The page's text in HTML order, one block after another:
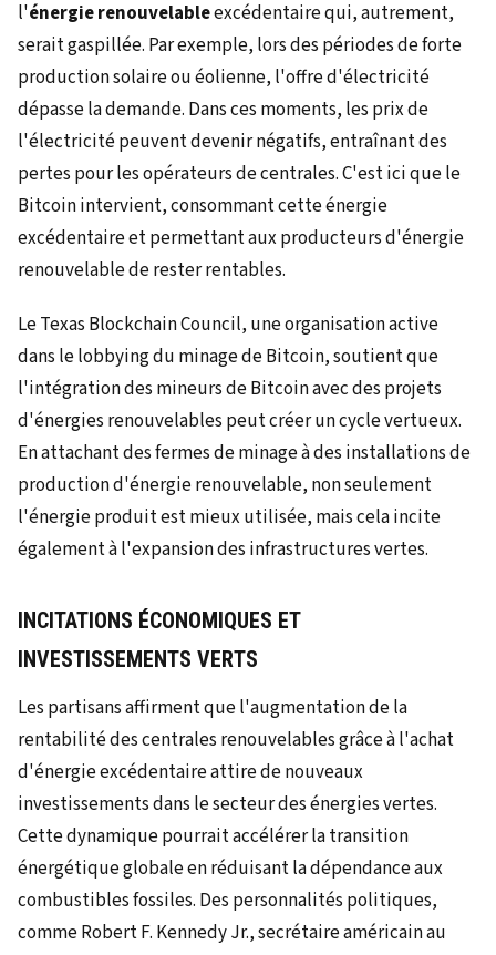
l'énergie renouvelableexcédentaire qui, autrement,
serait gaspillée. Par exemple, lors des périodes de forte
production solaire ou éolienne, l'offre d'électricité
dépasse la demande. Dans ces moments, les prix de
l'électricité peuvent devenir négatifs, entraînant des
pertes pour les opérateurs de centrales. C'est ici que le
Bitcoin intervient, consommant cette énergie
excédentaire et permettant aux producteurs d'énergie
renouvelable de rester rentables.
Le Texas Blockchain Council, une organisation active
dans le lobbying du minage de Bitcoin, soutient que
l'intégration des mineurs de Bitcoin avec des projets
d'énergies renouvelables peut créer un cycle vertueux.
En attachant des fermes de minage à des installations de
production d'énergie renouvelable, non seulement
l'énergie produit est mieux utilisée, mais cela incite
également à l'expansion des infrastructures vertes.
INCITATIONS ÉCONOMIQUES ET
INVESTISSEMENTS VERTS
Les partisans affirment que l'augmentation de la
rentabilité des centrales renouvelables grâce à l'achat
d'énergie excédentaire attire de nouveaux
investissements dans le secteur des énergies vertes.
Cette dynamique pourrait accélérer la transition
énergétique globale en réduisant la dépendance aux
combustibles fossiles. Des personnalités politiques,
comme Robert F. Kennedy Jr., secrétaire américain au